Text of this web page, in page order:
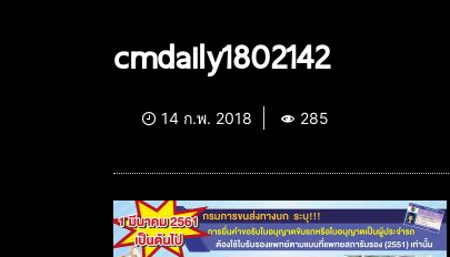
cmdaily1802142
14 ก.พ. 2018 285